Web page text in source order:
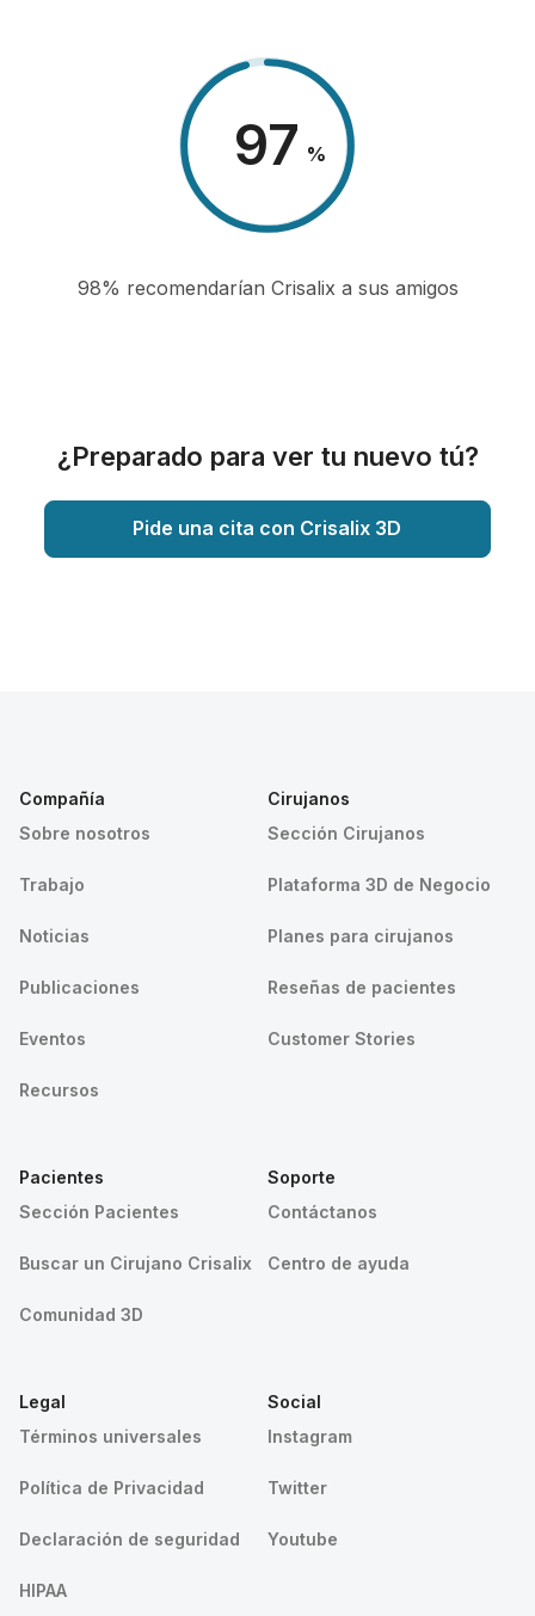
98 %
98% recomendarían Crisalix a sus amigos
¿Preparado para ver tu nuevo tú?
Pide una cita con Crisalix 3D
Compañía
Sobre nosotros
Trabajo
Noticias
Publicaciones
Eventos
Recursos
Cirujanos
Sección Cirujanos
Plataforma 3D de Negocio
Planes para cirujanos
Reseñas de pacientes
Customer Stories
Pacientes
Sección Pacientes
Buscar un Cirujano Crisalix
Comunidad 3D
Soporte
Contáctanos
Centro de ayuda
Legal
Términos universales
Política de Privacidad
Declaración de seguridad
HIPAA
Social
Instagram
Twitter
Youtube